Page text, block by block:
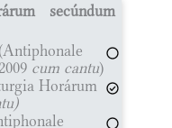
secúndum
(Antiphonale
cum cantu)
Horárum